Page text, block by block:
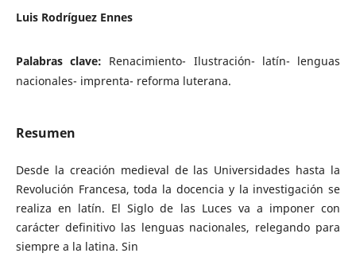
Luis Rodríguez Ennes
Palabras clave: Renacimiento- Ilustración- latín- lenguas
nacionales- imprenta- reforma luterana.
Resumen
Desde la creación medieval de las Universidades hasta la
Revolución Francesa, toda la docencia y la investigación se
realiza en latín. El Siglo de las Luces va a imponer con
carácter definitivo las lenguas nacionales, relegando para
siempre a la latina. Sin